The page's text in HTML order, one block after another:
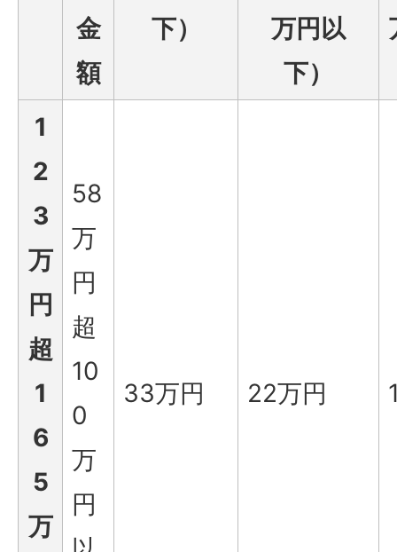
金
額
下）
万円以
下）
1
2
3
万
円
超
1
6
5
万
58
万
円
超
10
0
万
円
33万円 22万円